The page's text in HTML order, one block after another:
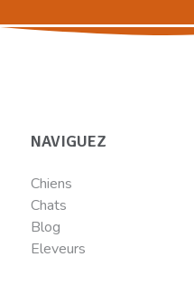
NAVIGUEZ
Chiens
Chats
Blog
Eleveurs